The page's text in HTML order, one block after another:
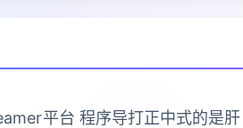
平台 程序导打正中式的是